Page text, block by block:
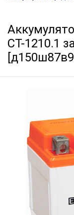
СТ-1210.1